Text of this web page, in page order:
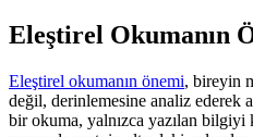
Eleştirel Okumanın
Eleştirel okumanın önemi, bireyin
değil, derinlemesine analiz ederek
bir okuma, yalnızca yazılan bilgiyi